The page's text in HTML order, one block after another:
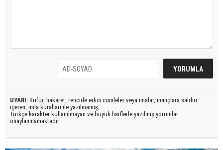
UYARI: Küfür, hakaret, rencide edici cümleler veya imalar, inançlara saldırı
içeren, imla kuralları ile yazılmamış,
Türkçe karakter kullanılmayan ve büyük harflerle yazılmış yorumlar
onaylanmamaktadır.